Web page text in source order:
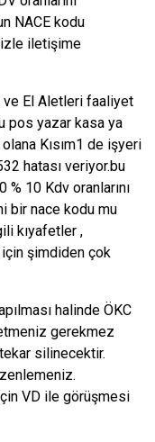
NACE kodu
iletişime
El Aletleri faaliyet
pos yazar kasa ya
Kısım1 de işyeri
hatası veriyor.bu
% 10 Kdv oranlarını
bir nace kodu mu
kıyafetler ,
için şimdiden çok
halinde ÖKC
gerekmez
silinecektir.
VD ile görüşmesi